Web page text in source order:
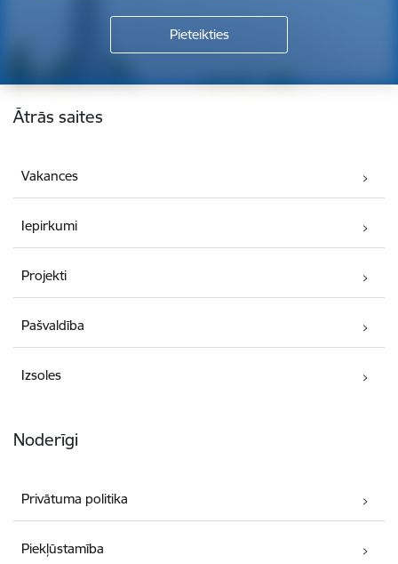
Kājene
Ātrās saites
Vakances
Iepirkumi
Projekti
Pašvaldība
Izsoles
Noderīgi
Privātuma politika
Piekļūstamība